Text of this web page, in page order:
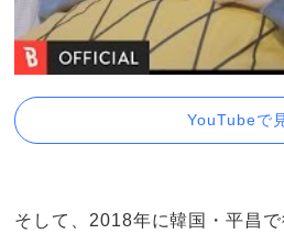
YouTubeで
そして、2018年に韓国・平昌